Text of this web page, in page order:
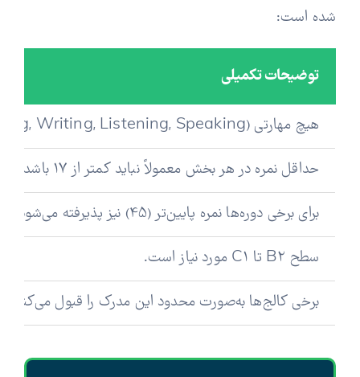
شده است:
توضیحات تکمیلی
هیچ مهارتی (Reading, Writing, Listening, Speaking) نباید کمتر از 5.0 باشد.
حداقل نمره در هر بخش معمولاً نباید کمتر از 17 باشد.
برای برخی دوره‌ها نمره پایین‌تر (45) نیز پذیرفته می‌شود.
سطح B2 تا C1 مورد نیاز است.
برخی کالج‌ها به‌صورت محدود این مدرک را قبول می‌کنند.